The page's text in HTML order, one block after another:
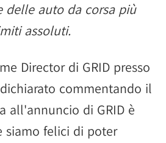
delle auto da corsa più
assoluti.
Director di GRID presso
commentando il
all'annuncio di GRID è
siamo felici di poter